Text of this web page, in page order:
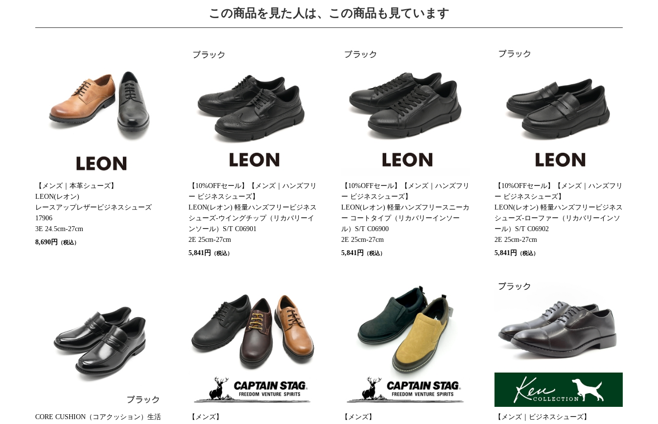
この商品を見た人は、この商品も見ています
【メンズ｜本革シューズ】
LEON(レオン)
レースアップレザービジネスシューズ
17906
3E 24.5cm-27cm
8,690円
（税込）
【10%OFFセール】【メンズ｜ハンズフリ
ー ビジネスシューズ】
LEON(レオン) 軽量ハンズフリービジネス
シューズ-ウイングチップ（リカバリーイ
ンソール）S/T C06901
2E 25cm-27cm
5,841円
（税込）
【10%OFFセール】【メンズ｜ハンズフリ
ー ビジネスシューズ】
LEON(レオン) 軽量ハンズフリースニーカ
ー コートタイプ（リカバリーインソー
ル）S/T C06900
2E 25cm-27cm
5,841円
（税込）
【10%OFFセール】【メンズ｜ハンズフリ
ー ビジネスシューズ】
LEON(レオン) 軽量ハンズフリービジネス
シューズ-ローファー（リカバリーインソ
ール）S/T C06902
2E 25cm-27cm
5,841円
（税込）
CORE CUSHION（コアクッション）生活
【メンズ】
【メンズ】
【メンズ｜ビジネスシューズ】